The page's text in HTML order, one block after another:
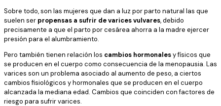
Sobre todo, son las mujeres que dan a luz por parto natural las que
suelen ser propensas a sufrir de varices vulvares, debido
precisamente a que el parto por cesárea ahorra a la madre ejercer
presión para el alumbramiento.
Pero también tienen relación los cambios hormonalesy físicos que
se producen en el cuerpo como consecuencia de la menopausia. Las
varices son un problema asociado al aumento de peso, a ciertos
cambios fisiológicos y hormonales que se producen en el cuerpo
alcanzada la mediana edad. Cambios que coinciden con factores de
riesgo para sufrir varices.